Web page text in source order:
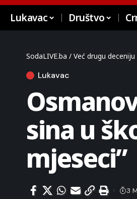
Lukavac Društvo
SodaLIVE.ba / Već drugu
Lukavac
sina u
mjeseci”
3